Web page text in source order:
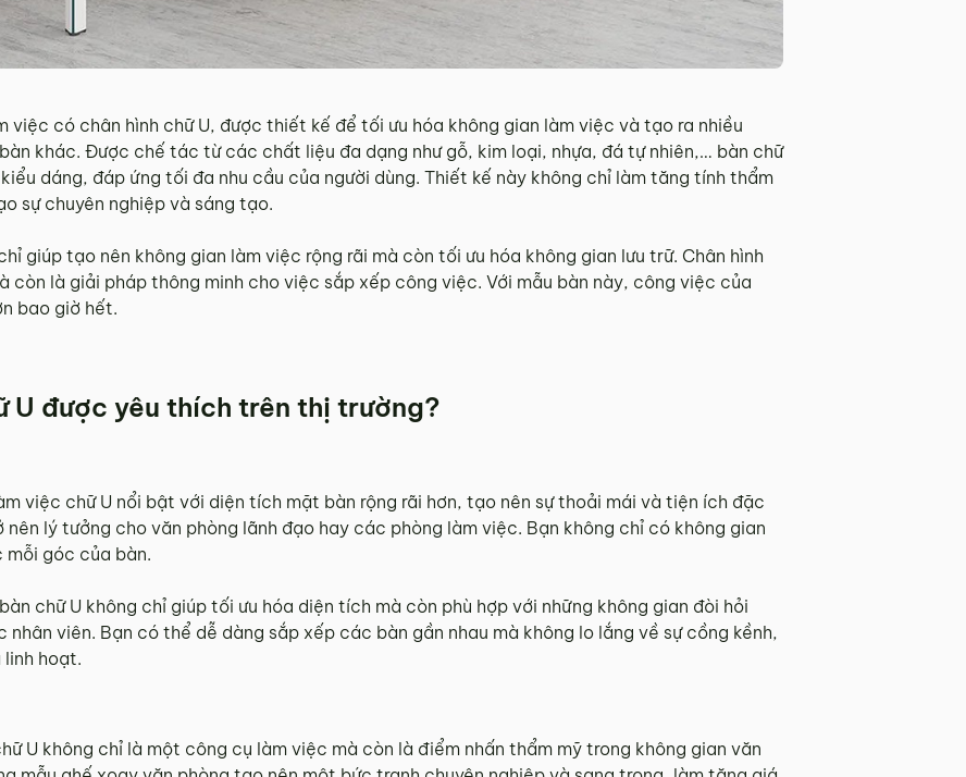
việc có chân hình chữ U, được thiết kế để tối ưu hóa không gian làm việc và tạo ra nhiều
khác. Được chế tác từ các chất liệu đa dạng như gỗ, kim loại, nhựa, đá tự nhiên,… bàn chữ
dáng, đáp ứng tối đa nhu cầu của người dùng. Thiết kế này không chỉ làm tăng tính thẩm
sự chuyên nghiệp và sáng tạo.
giúp tạo nên không gian làm việc rộng rãi mà còn tối ưu hóa không gian lưu trữ. Chân hình
còn là giải pháp thông minh cho việc sắp xếp công việc. Với mẫu bàn này, công việc của
bao giờ hết.
U được yêu thích trên thị trường?
việc chữ U nổi bật với diện tích mặt bàn rộng rãi hơn, tạo nên sự thoải mái và tiện ích đặc
lý tưởng cho văn phòng lãnh đạo hay các phòng làm việc. Bạn không chỉ có không gian
mỗi góc của bàn.
chữ U không chỉ giúp tối ưu hóa diện tích mà còn phù hợp với những không gian đòi hỏi
nhân viên. Bạn có thể dễ dàng sắp xếp các bàn gần nhau mà không lo lắng về sự cồng kềnh,
hoạt.
U không chỉ là một công cụ làm việc mà còn là điểm nhấn thẩm mỹ trong không gian văn